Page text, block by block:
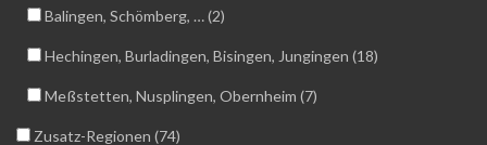
Balingen, Schömberg, … (2)
Hechingen, Burladingen, Bisingen, Jungingen (18)
Meßstetten, Nusplingen, Obernheim (7)
Zusatz-Regionen (74)